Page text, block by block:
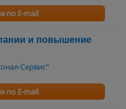
по E-mail
и повышение
Сервис"
по E-mail